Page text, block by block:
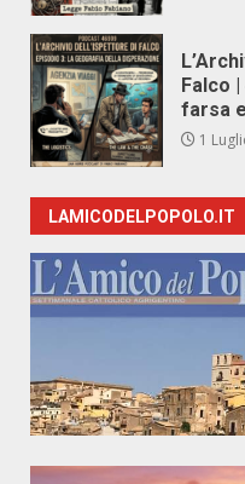
Falco
farsa
1
LAMICODELPOPOLO.IT